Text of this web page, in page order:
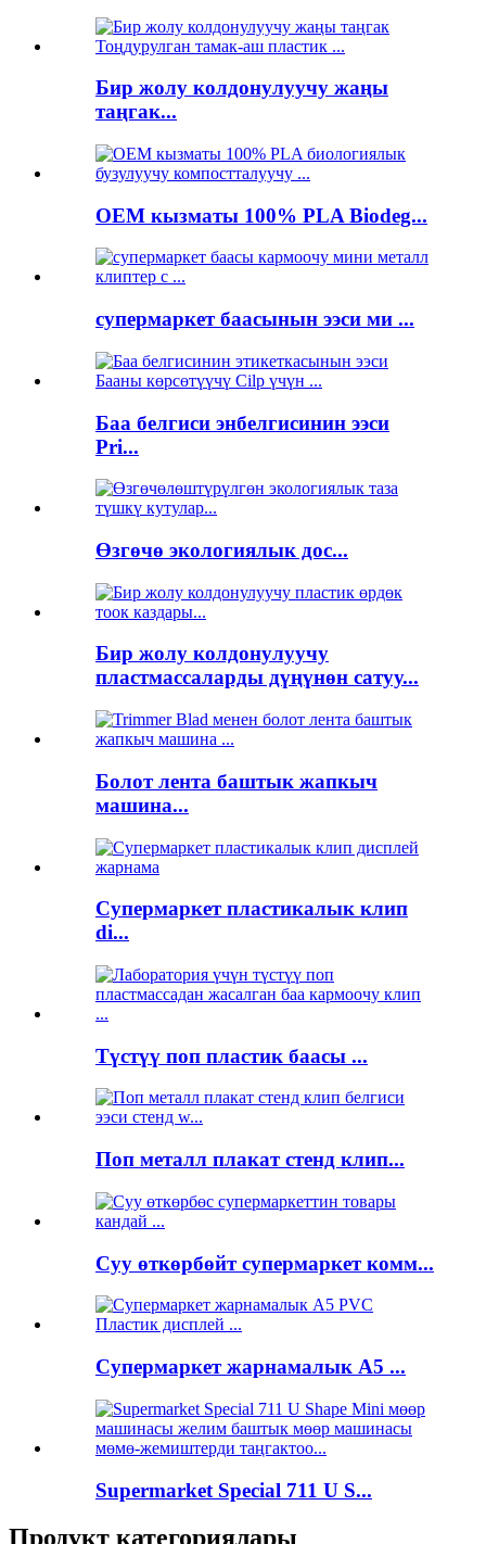
Бир жолу колдонулуучу жаңы
таңгак...
OEM кызматы 100% PLA Biodeg...
супермаркет баасынын ээси ми ...
Баа белгиси энбелгисинин ээси
Pri...
Өзгөчө экологиялык дос...
Бир жолу колдонулуучу
пластмассаларды дүңүнөн сатуу...
Болот лента баштык жапкыч
машина...
Супермаркет пластикалык клип
di...
Түстүү поп пластик баасы ...
Поп металл плакат стенд клип...
Суу өткөрбөйт супермаркет комм...
Супермаркет жарнамалык A5 ...
Supermarket Special 711 U S...
Продукт категориялары